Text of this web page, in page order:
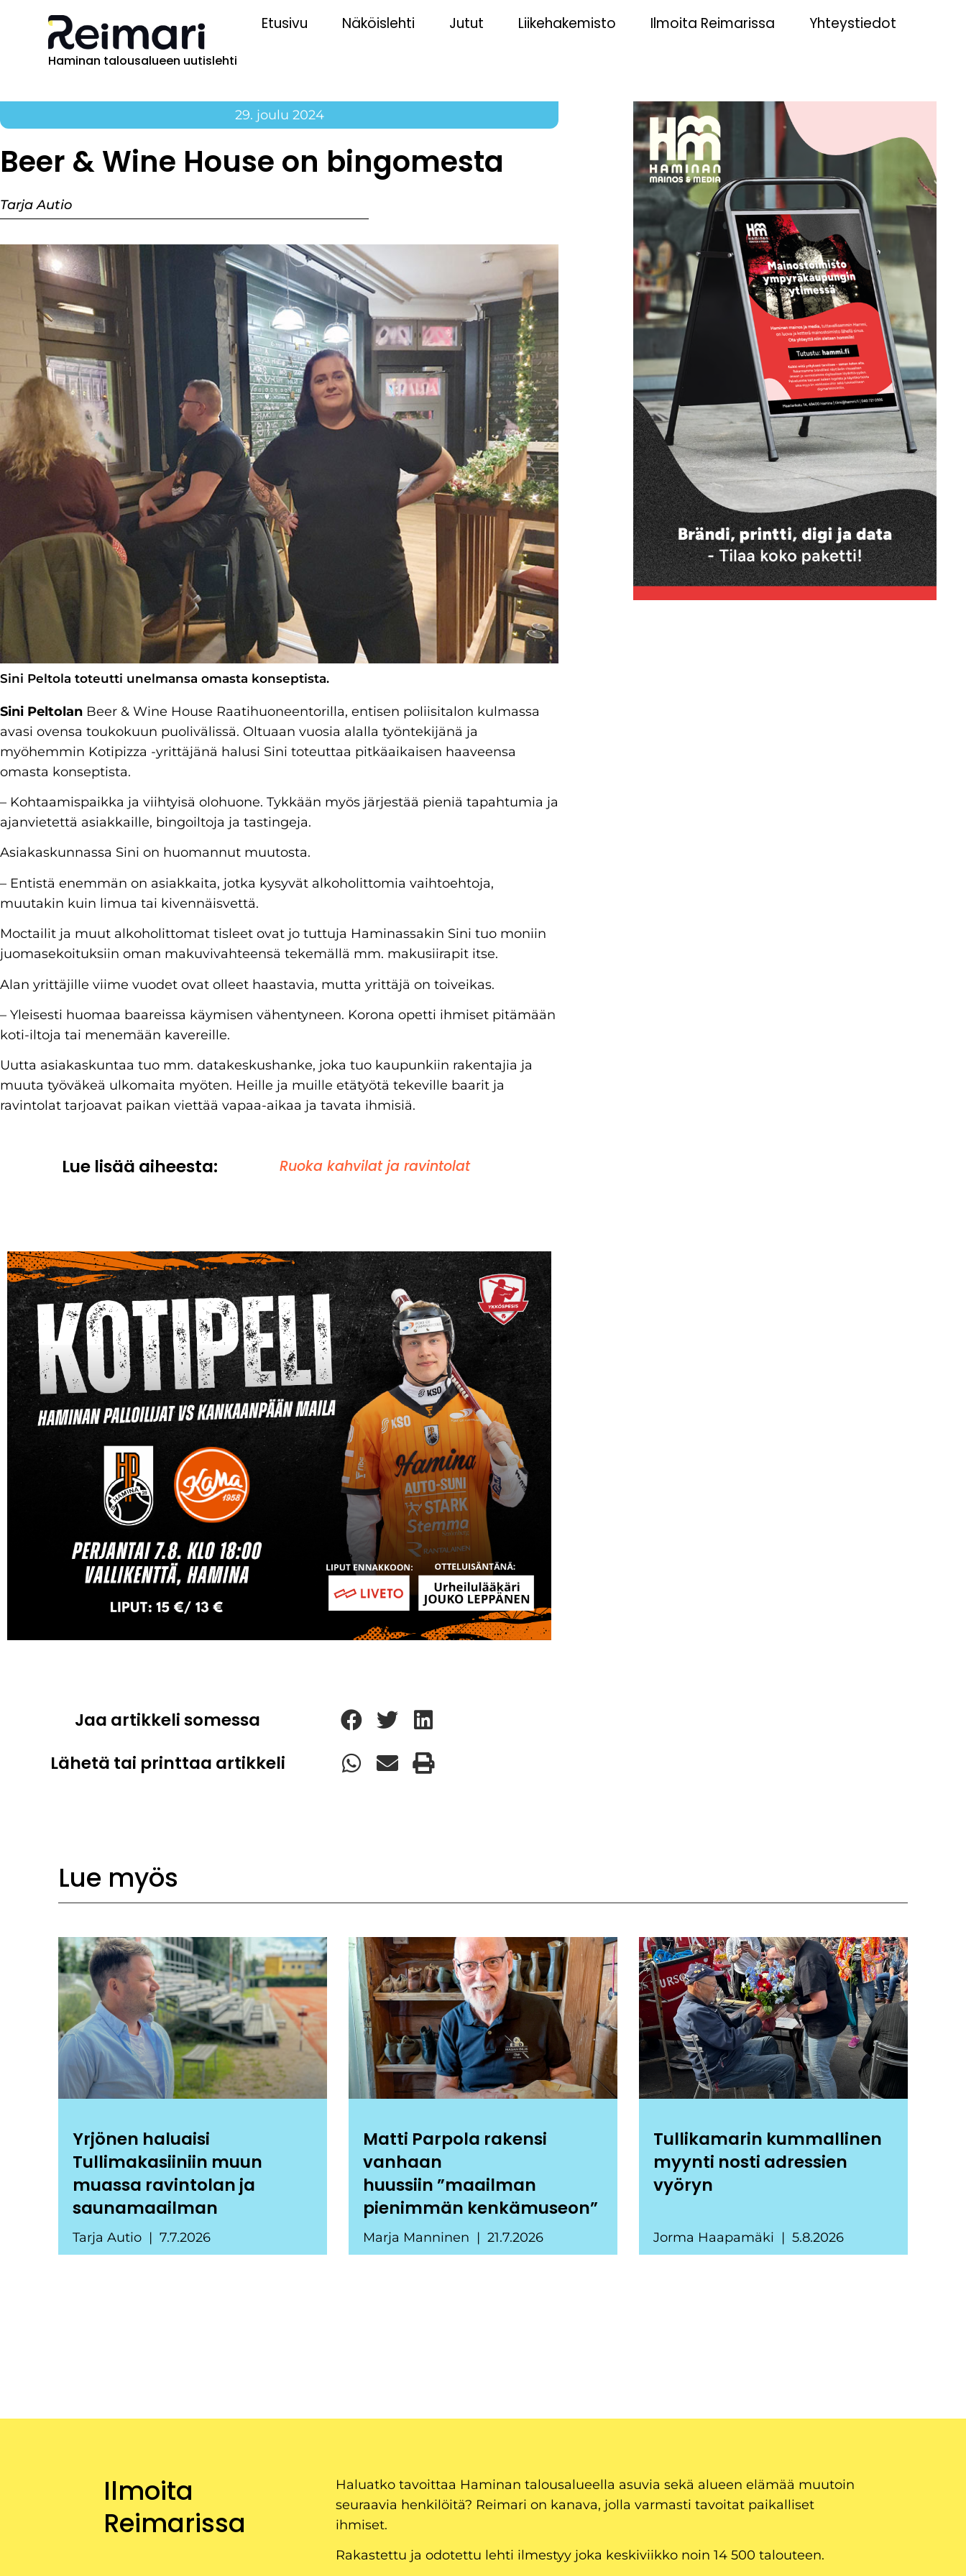
Haminan talousalueen uutislehti
Etusivu Näköislehti Jutut Liikehakemisto Ilmoita Reimarissa Yhteystiedot
29. joulu 2024
Beer & Wine House on bingomesta
Tarja Autio
Sini Peltola toteutti unelmansa omasta konseptista.
Sini Peltolan Beer & Wine House Raatihuoneentorilla, entisen poliisitalon kulmassa
avasi ovensa toukokuun puolivälissä. Oltuaan vuosia alalla työntekijänä ja
myöhemmin Kotipizza -yrittäjänä halusi Sini toteuttaa pitkäaikaisen haaveensa
omasta konseptista.
– Kohtaamispaikka ja viihtyisä olohuone. Tykkään myös järjestää pieniä tapahtumia ja
ajanvietettä asiakkaille, bingoiltoja ja tastingeja.
Asiakaskunnassa Sini on huomannut muutosta.
– Entistä enemmän on asiakkaita, jotka kysyvät alkoholittomia vaihtoehtoja,
muutakin kuin limua tai kivennäisvettä.
Moctailit ja muut alkoholittomat tisleet ovat jo tuttuja Haminassakin Sini tuo moniin
juomasekoituksiin oman makuvivahteensä tekemällä mm. makusiirapit itse.
Alan yrittäjille viime vuodet ovat olleet haastavia, mutta yrittäjä on toiveikas.
– Yleisesti huomaa baareissa käymisen vähentyneen. Korona opetti ihmiset pitämään
koti-iltoja tai menemään kavereille.
Uutta asiakaskuntaa tuo mm. datakeskushanke, joka tuo kaupunkiin rakentajia ja
muuta työväkeä ulkomaita myöten. Heille ja muille etätyötä tekeville baarit ja
ravintolat tarjoavat paikan viettää vapaa-aikaa ja tavata ihmisiä.
Lue lisää aiheesta: Ruoka kahvilat ja ravintolat
Jaa artikkeli somessa
Lähetä tai printtaa artikkeli
Lue myös
Yrjönen haluaisi
Tullimakasiiniin muun
muassa ravintolan ja
saunamaailman
Tarja Autio 7.7.2026
Matti Parpola rakensi
vanhaan
huussiin ”maailman
pienimmän kenkämuseon”
Marja Manninen 21.7.2026
Tullikamarin kummallinen
myynti nosti adressien
vyöryn
Jorma Haapamäki 5.8.2026
Ilmoita
Reimarissa
Haluatko tavoittaa Haminan talousalueella asuvia sekä alueen elämää muutoin
seuraavia henkilöitä? Reimari on kanava, jolla varmasti tavoitat paikalliset
ihmiset.
Rakastettu ja odotettu lehti ilmestyy joka keskiviikko noin 14 500 talouteen.